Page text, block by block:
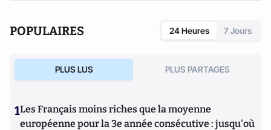
POPULAIRES 24 Heures 7 Jours
PLUS LUS PLUS PARTAGES
1Les Français moins riches que la moyenne
européenne pour la 3e année consécutive : jusqu'où